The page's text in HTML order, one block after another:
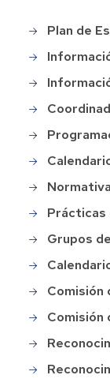
Grado
en
CTA
Plan de
Prácticas
Grupos
Comisión
Comisión